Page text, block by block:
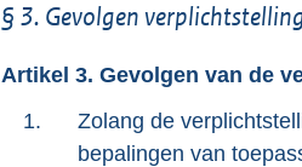
§ 3. Gevolgen
Artikel 3. Gevolgen van de
1.
Zolang de
bepalingen van